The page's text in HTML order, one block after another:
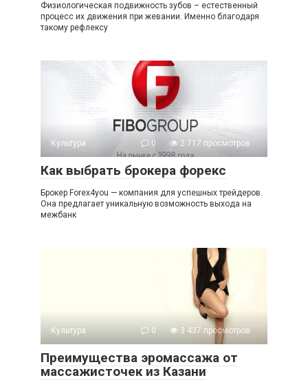
Физиологическая подвижность зубов – естественный
процесс их движения при жевании. Именно благодаря
такому рефлексу
Культура 0 2 717 просмотров
Как выбрать брокера форекс
Брокер Forex4you — компания для успешных трейдеров.
Она предлагает уникальную возможность выхода на
межбанк
Культура 0 3 437 просмотров
Преимущества эромассажа от
массажисточек из Казани